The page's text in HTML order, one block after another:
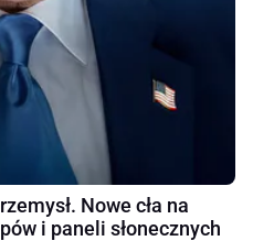
Nowe cła na
i paneli słonecznych